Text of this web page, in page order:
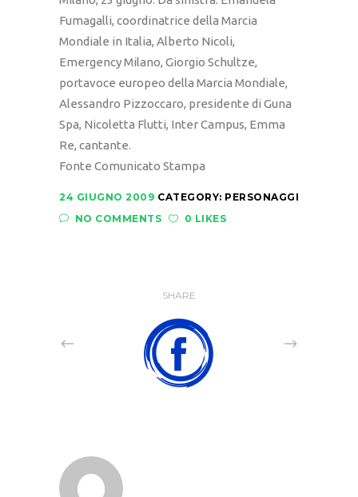
Fumagalli, coordinatrice della Marcia
Mondiale in Italia, Alberto Nicoli,
Emergency Milano, Giorgio Schultze,
portavoce europeo della Marcia Mondiale,
Alessandro Pizzoccaro, presidente di Guna
Spa, Nicoletta Flutti, Inter Campus, Emma
Re, cantante.
Fonte Comunicato Stampa
24 GIUGNO 2009 CATEGORY: PERSONAGGI
NO COMMENTS
0 LIKES
SHARE